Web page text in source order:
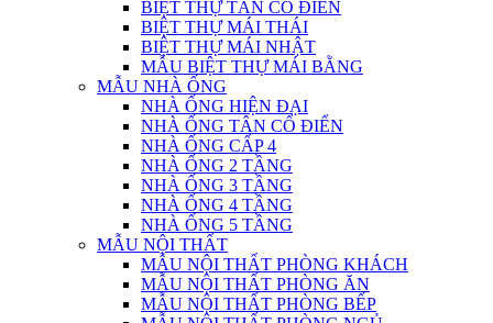
BIỆT THỰ TÂN CỔ ĐIỂN
BIỆT THỰ MÁI THÁI
BIỆT THỰ MÁI NHẬT
MẪU BIỆT THỰ MÁI BẰNG
MẪU NHÀ ỐNG
NHÀ ỐNG HIỆN ĐẠI
NHÀ ỐNG TÂN CỔ ĐIỂN
NHÀ ỐNG CẤP 4
NHÀ ỐNG 2 TẦNG
NHÀ ỐNG 3 TẦNG
NHÀ ỐNG 4 TẦNG
NHÀ ỐNG 5 TẦNG
MẪU NỘI THẤT
MẪU NỘI THẤT PHÒNG KHÁCH
MẪU NỘI THẤT PHÒNG ĂN
MẪU NỘI THẤT PHÒNG BẾP